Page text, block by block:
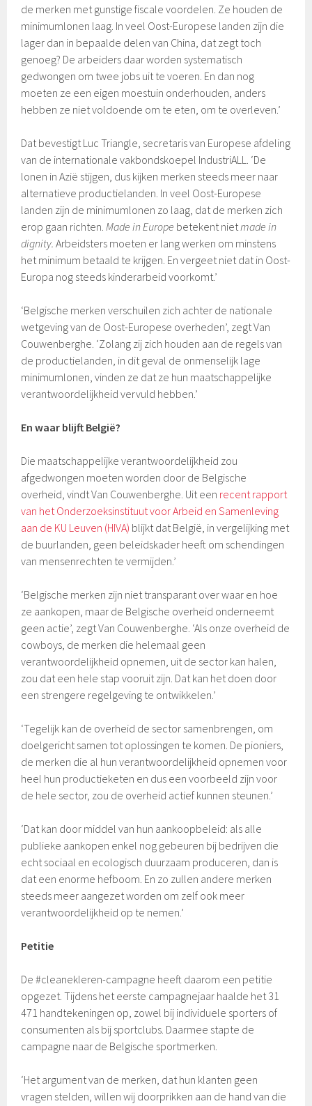
de merken met gunstige fiscale voordelen. Ze houden de
minimumlonen laag. In veel Oost-Europese landen zijn die
lager dan in bepaalde delen van China, dat zegt toch
genoeg? De arbeiders daar worden systematisch
gedwongen om twee jobs uit te voeren. En dan nog
moeten ze een eigen moestuin onderhouden, anders
hebben ze niet voldoende om te eten, om te overleven.’
Dat bevestigt Luc Triangle, secretaris van Europese afdeling
van de internationale vakbondskoepel IndustriALL. ‘De
lonen in Azië stijgen, dus kijken merken steeds meer naar
alternatieve productielanden. In veel Oost-Europese
landen zijn de minimumlonen zo laag, dat de merken zich
erop gaan richten. Made in Europe betekent niet made in
dignity. Arbeidsters moeten er lang werken om minstens
het minimum betaald te krijgen. En vergeet niet dat in Oost-
Europa nog steeds kinderarbeid voorkomt.’
‘Belgische merken verschuilen zich achter de nationale
wetgeving van de Oost-Europese overheden’, zegt Van
Couwenberghe. ‘Zolang zij zich houden aan de regels van
de productielanden, in dit geval de onmenselijk lage
minimumlonen, vinden ze dat ze hun maatschappelijke
verantwoordelijkheid vervuld hebben.’
En waar blijft België?
Die maatschappelijke verantwoordelijkheid zou
afgedwongen moeten worden door de Belgische
overheid, vindt Van Couwenberghe. Uit een recent rapport
van het Onderzoeksinstituut voor Arbeid en Samenleving
aan de KU Leuven (HIVA) blijkt dat België, in vergelijking met
de buurlanden, geen beleidskader heeft om schendingen
van mensenrechten te vermijden.’
‘Belgische merken zijn niet transparant over waar en hoe
ze aankopen, maar de Belgische overheid onderneemt
geen actie’, zegt Van Couwenberghe. ‘Als onze overheid de
cowboys, de merken die helemaal geen
verantwoordelijkheid opnemen, uit de sector kan halen,
zou dat een hele stap vooruit zijn. Dat kan het doen door
een strengere regelgeving te ontwikkelen.’
‘Tegelijk kan de overheid de sector samenbrengen, om
doelgericht samen tot oplossingen te komen. De pioniers,
de merken die al hun verantwoordelijkheid opnemen voor
heel hun productieketen en dus een voorbeeld zijn voor
de hele sector, zou de overheid actief kunnen steunen.’
‘Dat kan door middel van hun aankoopbeleid: als alle
publieke aankopen enkel nog gebeuren bij bedrijven die
echt sociaal en ecologisch duurzaam produceren, dan is
dat een enorme hefboom. En zo zullen andere merken
steeds meer aangezet worden om zelf ook meer
verantwoordelijkheid op te nemen.’
Petitie
De #cleanekleren-campagne heeft daarom een petitie
opgezet. Tijdens het eerste campagnejaar haalde het 31
471 handtekeningen op, zowel bij individuele sporters of
consumenten als bij sportclubs. Daarmee stapte de
campagne naar de Belgische sportmerken.
‘Het argument van de merken, dat hun klanten geen
vragen stelden, willen wij doorprikken aan de hand van die